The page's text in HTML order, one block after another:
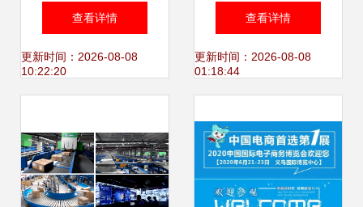
并驱 京东如何撬动
万亿级企业级市场
查看详情
更新时间：2026-08-08
10:22:20
研祥工控互联与电
子商务技术服务的
查看详情
更新时间：2026-08-08
01:18:44